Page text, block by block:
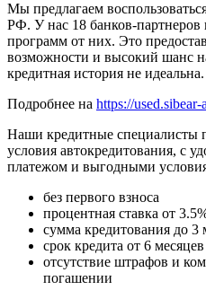
Мы предлагаем
РФ. У нас 18 банков-
программ от них. Это
возможности и высокий шанс
кредитная история не идеальна.
Подробнее на https://
Наши кредитные специалисты
условия автокредитования, с
платежом и выгодными
без первого взноса
процентная ставка от
сумма кредитования до 3
срок кредита от 6
отсутствие штрафов и
погашении